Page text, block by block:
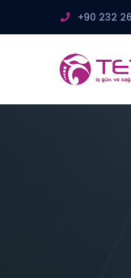
+90 232